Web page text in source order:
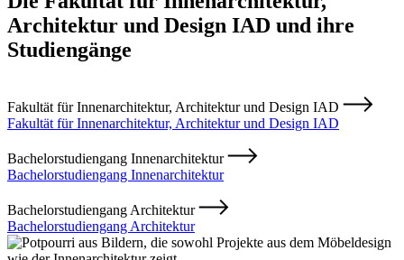
Architektur und Design IAD und ihre
Studiengänge
Fakultät für Innenarchitektur, Architektur und Design IAD
Fakultät für Innenarchitektur, Architektur und Design IAD
Bachelorstudiengang Innenarchitektur
Bachelorstudiengang Innenarchitektur
Bachelorstudiengang Architektur
Bachelorstudiengang Architektur